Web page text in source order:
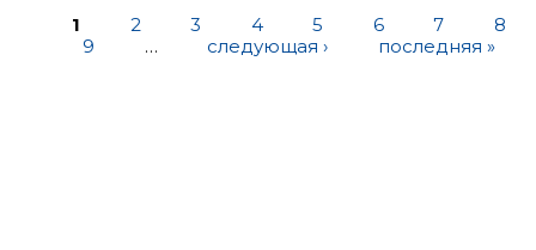
1 2 3 4 5 6 7
8
9
… следующая › последняя »